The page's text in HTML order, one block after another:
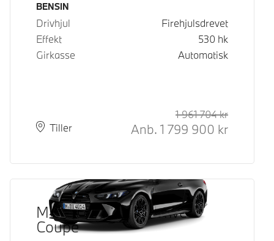
Drivstoff
BENSIN
Drivhjul
Firehjulsdrevet
Effekt
530 hk
Girkasse
Automatisk
PlassTiller
Leveringstid
1 961 704kr
Anb. 1 799 900 kr
M4 Competition xDrive
Coupé